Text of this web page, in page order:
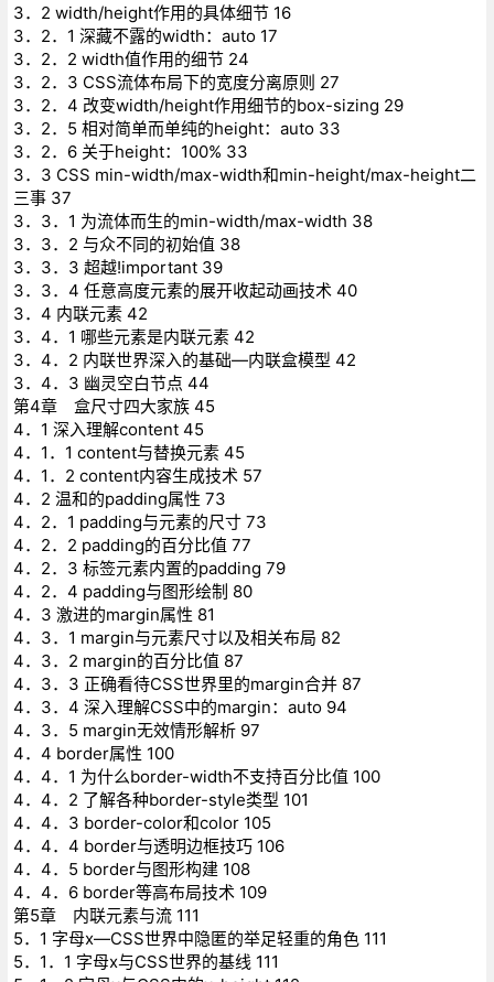
3．2 width/height作用的具体细节 16
3．2．1 深藏不露的width：auto 17
3．2．2 width值作用的细节 24
3．2．3 CSS流体布局下的宽度分离原则 27
3．2．4 改变width/height作用细节的box-sizing 29
3．2．5 相对简单而单纯的height：auto 33
3．2．6 关于height：100% 33
3．3 CSS min-width/max-width和min-height/max-height二
三事 37
3．3．1 为流体而生的min-width/max-width 38
3．3．2 与众不同的初始值 38
3．3．3 超越!important 39
3．3．4 任意高度元素的展开收起动画技术 40
3．4 内联元素 42
3．4．1 哪些元素是内联元素 42
3．4．2 内联世界深入的基础—内联盒模型 42
3．4．3 幽灵空白节点 44
第4章 盒尺寸四大家族 45
4．1 深入理解content 45
4．1．1 content与替换元素 45
4．1．2 content内容生成技术 57
4．2 温和的padding属性 73
4．2．1 padding与元素的尺寸 73
4．2．2 padding的百分比值 77
4．2．3 标签元素内置的padding 79
4．2．4 padding与图形绘制 80
4．3 激进的margin属性 81
4．3．1 margin与元素尺寸以及相关布局 82
4．3．2 margin的百分比值 87
4．3．3 正确看待CSS世界里的margin合并 87
4．3．4 深入理解CSS中的margin：auto 94
4．3．5 margin无效情形解析 97
4．4 border属性 100
4．4．1 为什么border-width不支持百分比值 100
4．4．2 了解各种border-style类型 101
4．4．3 border-color和color 105
4．4．4 border与透明边框技巧 106
4．4．5 border与图形构建 108
4．4．6 border等高布局技术 109
第5章 内联元素与流 111
5．1 字母x—CSS世界中隐匿的举足轻重的角色 111
5．1．1 字母x与CSS世界的基线 111